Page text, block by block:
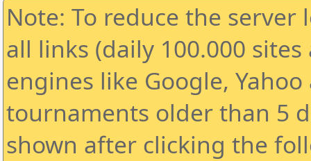
Note: To reduce the
all links (daily 100.000
engines like Google,
tournaments older than 5
shown after clicking the